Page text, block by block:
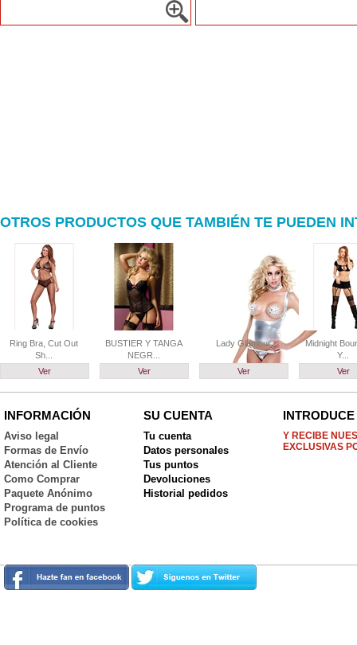
OTROS PRODUCTOS QUE TAMBIÉN TE PUEDEN
Ring Bra, Cut Out
Sh...
Ver
BUSTIER Y TANGA
NEGR...
Ver
Lady Glamour
Ver
Midnight
Y...
Ver
INFORMACIÓN
Aviso legal
Formas de Envío
Atención al Cliente
Como Comprar
Paquete Anónimo
Programa de puntos
Política de cookies
SU CUENTA
Tu cuenta
Datos personales
Tus puntos
Devoluciones
Historial pedidos
Y RECIBE
EXCLUSIVAS